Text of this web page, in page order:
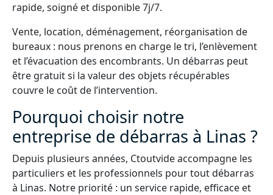
rapide, soigné et disponible 7j/7.
Vente, location, déménagement, réorganisation de
bureaux : nous prenons en charge le tri, l’enlèvement
et l’évacuation des encombrants. Un débarras peut
être gratuit si la valeur des objets récupérables
couvre le coût de l’intervention.
Pourquoi choisir notre
entreprise de débarras à Linas ?
Depuis plusieurs années, Ctoutvide accompagne les
particuliers et les professionnels pour tout débarras
à Linas. Notre priorité : un service rapide, efficace et